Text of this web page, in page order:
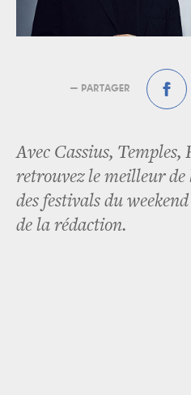
— PARTAGER
Avec Cassius, Temples,
retrouvez le meilleur
des festivals du
de la rédaction.